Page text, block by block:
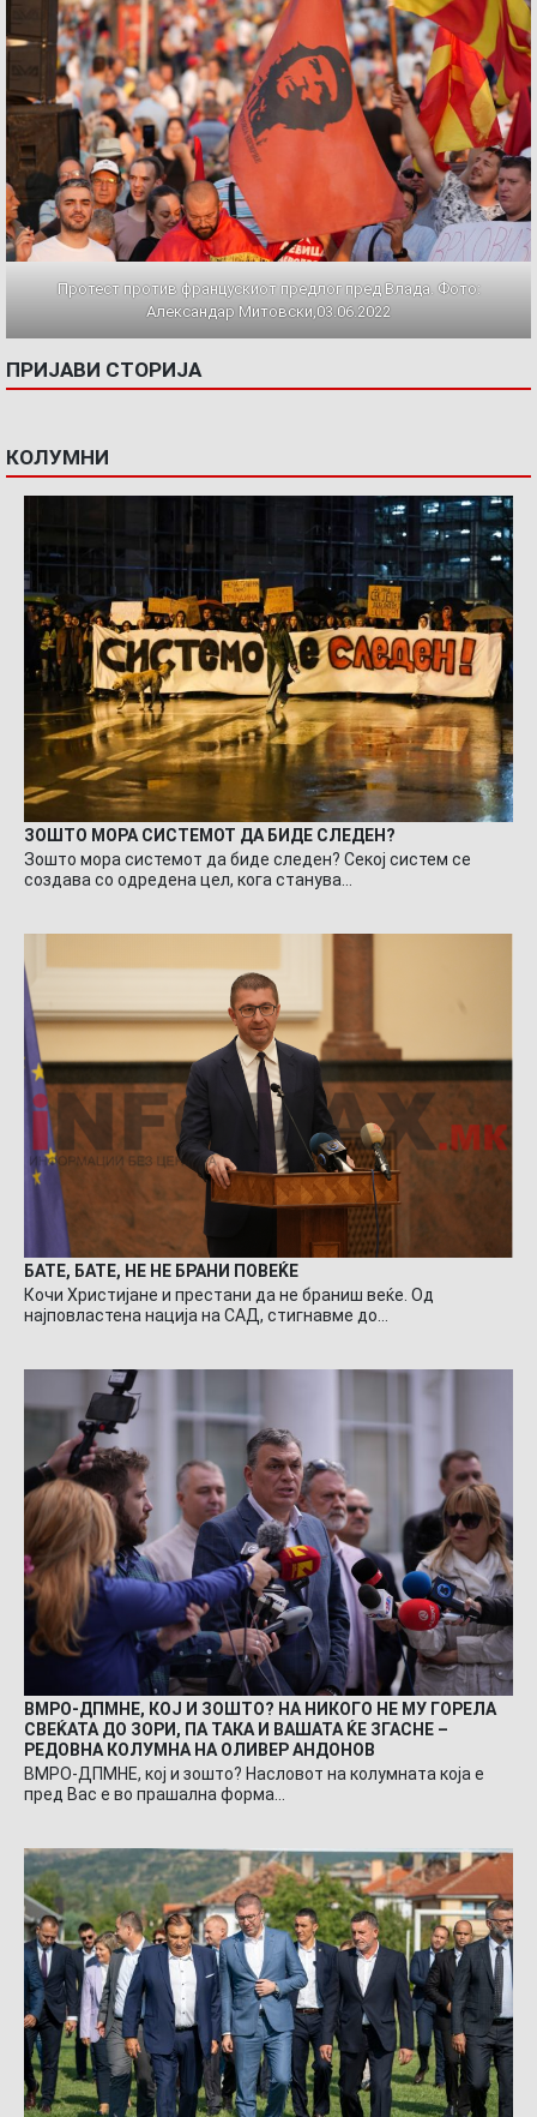
Протест против францускиот предлог пред Влада. Фото:
Александар Митовски,03.06.2022
ПРИЈАВИ СТОРИЈА
КОЛУМНИ
ЗОШТО МОРА СИСТЕМОТ ДА БИДЕ СЛЕДЕН?
Зошто мора системот да биде следен? Секој систем се
создава со одредена цел, кога станува…
БАТЕ, БАТЕ, НЕ НЕ БРАНИ ПОВЕЌЕ
Кочи Христијане и престани да не браниш веќе. Од
најповластена нација на САД, стигнавме до…
ВМРО-ДПМНЕ, КОЈ И ЗОШТО? НА НИКОГО НЕ МУ ГОРЕЛА
СВЕЌАТА ДО ЗОРИ, ПА ТАКА И ВАШАТА ЌЕ ЗГАСНЕ –
РЕДОВНА КОЛУМНА НА ОЛИВЕР АНДОНОВ
ВМРО-ДПМНЕ, кој и зошто? Насловот на колумната која е
пред Вас е во прашална форма…